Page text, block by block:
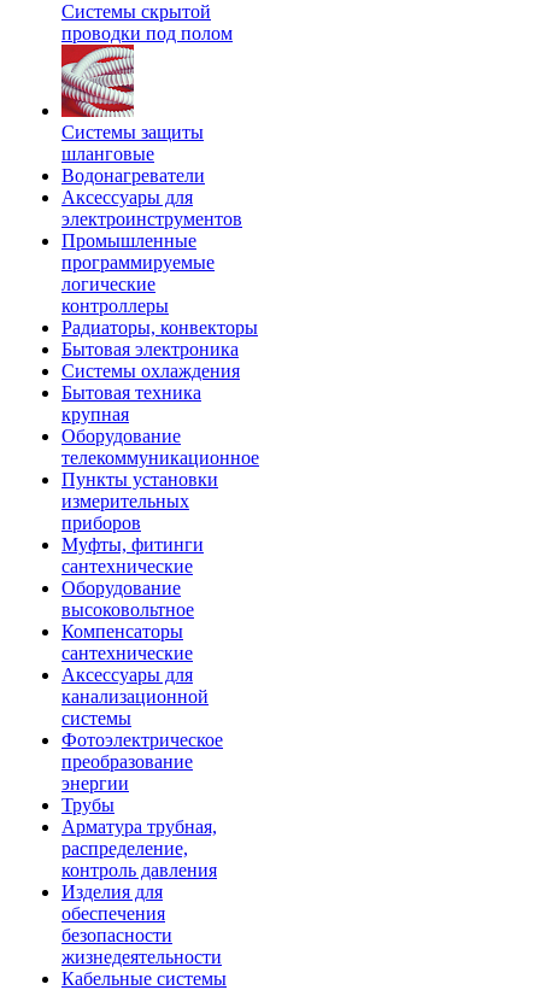
Системы скрытой
проводки под полом
Системы защиты
шланговые
Водонагреватели
Аксессуары для
электроинструментов
Промышленные
программируемые
логические
контроллеры
Радиаторы, конвекторы
Бытовая электроника
Системы охлаждения
Бытовая техника
крупная
Оборудование
телекоммуникационное
Пункты установки
измерительных
приборов
Муфты, фитинги
сантехнические
Оборудование
высоковольтное
Компенсаторы
сантехнические
Аксессуары для
канализационной
системы
Фотоэлектрическое
преобразование
энергии
Трубы
Арматура трубная,
распределение,
контроль давления
Изделия для
обеспечения
безопасности
жизнедеятельности
Кабельные системы